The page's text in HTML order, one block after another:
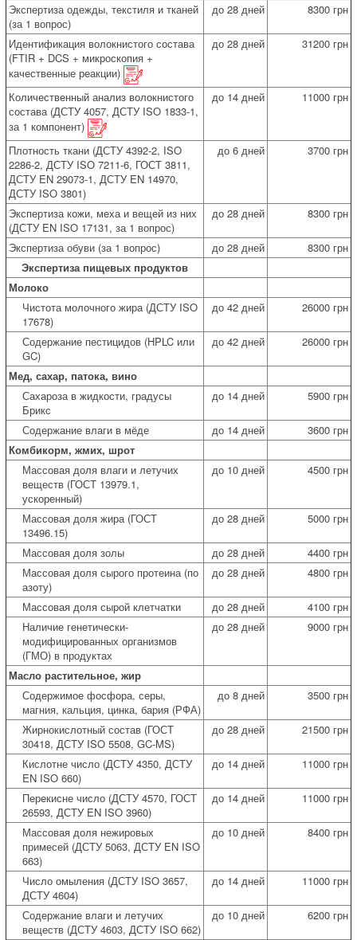
Экспертиза одежды, текстиля и тканей
(за 1 вопрос)
до 28 дней 8300 грн
Идентификация волокнистого состава
(FTIR + DCS + микроскопия +
качественные реакции)
до 28 дней 31200 грн
Количественный анализ волокнистого
состава (ДСТУ 4057, ДСТУ ISO 1833-1,
за 1 компонент)
до 14 дней 11000 грн
Плотность ткани (ДСТУ 4392-2, ІSO
2286-2, ДСТУ ISO 7211-6, ГОСТ 3811,
ДСТУ EN 29073-1, ДСТУ EN 14970,
ДСТУ ISO 3801)
до 6 дней 3700 грн
Экспертиза кожи, меха и вещей из них
(ДСТУ EN ISO 17131, за 1 вопрос)
до 28 дней 8300 грн
Экспертиза обуви (за 1 вопрос) до 28 дней
8300 грн
Экспертиза пищевых продуктов
Молоко
Чистота молочного жира (ДСТУ ISO
17678)
до 42 дней 26000 грн
Содержание пестицидов (HPLC или
GC)
до 42 дней 26000 грн
Мед, сахар, патока, вино
Сахароза в жидкости, градусы
Брикс
до 14 дней 5900 грн
Содержание влаги в мёде до 14 дней
3600 грн
Комбикорм, жмих, шрот
Массовая доля влаги и летучих
веществ (ГОСТ 13979.1,
ускоренный)
до 10 дней 4500 грн
Массовая доля жира (ГОСТ
13496.15)
до 28 дней 5000 грн
Массовая доля золы до 28 дней
4400 грн
Массовая доля сырого протеина (по
азоту)
до 28 дней 4800 грн
Массовая доля сырой клетчатки до 28 дней
4100 грн
Наличие генетически-
модифицированных организмов
(ГМО) в продуктах
до 28 дней 9000 грн
Масло растительное, жир
Содержимое фосфора, серы,
магния, кальция, цинка, бария (РФА)
до 8 дней 3500 грн
Жирнокислотный состав (ГОСТ
30418, ДСТУ ISO 5508, GC-MS)
до 28 дней 21500 грн
Кислотне число (ДСТУ 4350, ДСТУ
EN ISO 660)
до 14 дней 11000 грн
Перекисне число (ДСТУ 4570, ГОСТ
26593, ДСТУ EN ISO 3960)
до 14 дней 11000 грн
Массовая доля нежировых
примесей (ДСТУ 5063, ДСТУ EN ISO
663)
до 10 дней 8400 грн
Число омыления (ДСТУ ISO 3657,
ДСТУ 4604)
до 14 дней 11000 грн
Содержание влаги и летучих
веществ (ДСТУ 4603, ДСТУ ISO 662)
до 10 дней 6200 грн